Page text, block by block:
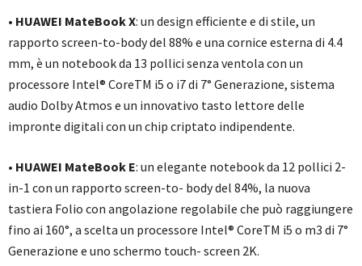
• HUAWEI MateBook X: un design efficiente e di stile, un
rapporto screen-to-body del 88% e una cornice esterna di 4.4
mm, è un notebook da 13 pollici senza ventola con un
processore Intel® CoreTM i5 o i7 di 7° Generazione, sistema
audio Dolby Atmos e un innovativo tasto lettore delle
impronte digitali con un chip criptato indipendente.
• HUAWEI MateBook E: un elegante notebook da 12 pollici 2-
in-1 con un rapporto screen-to- body del 84%, la nuova
tastiera Folio con angolazione regolabile che può raggiungere
fino ai 160°, a scelta un processore Intel® CoreTM i5 o m3 di 7°
Generazione e uno schermo touch- screen 2K.